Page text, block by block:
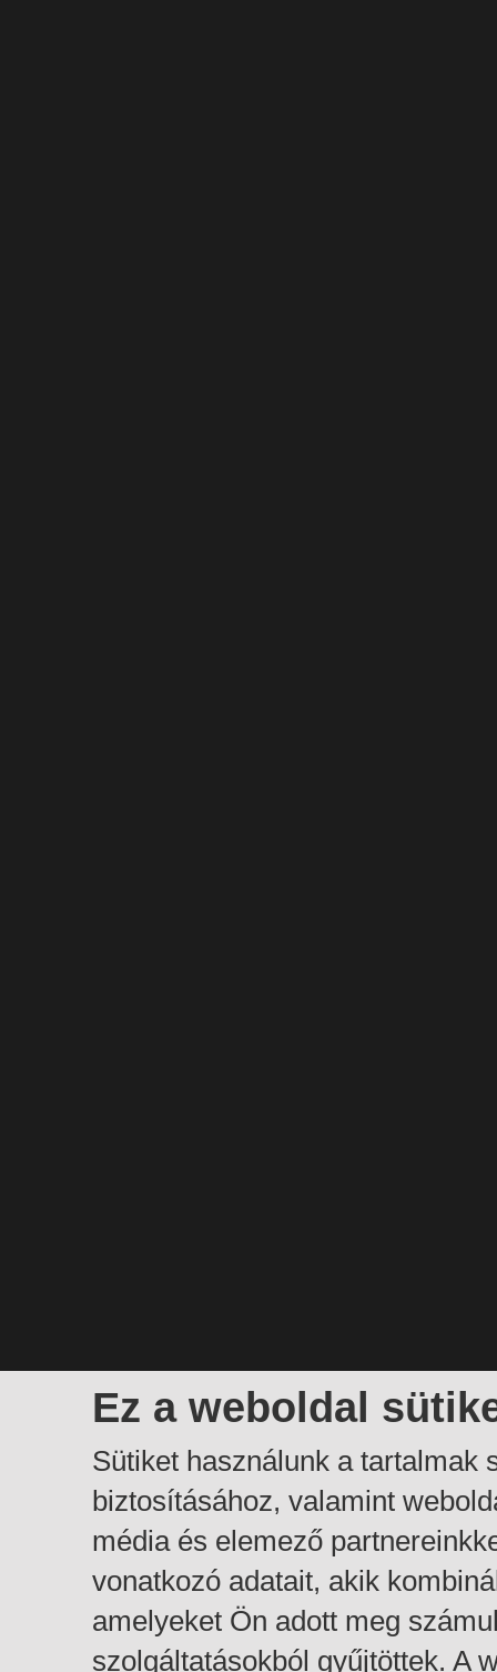
Ez a weboldal
Sütiket használunk a tartalmak
biztosításához, valamint
média és elemező
vonatkozó adatait, akik
amelyeket Ön adott meg
szolgáltatásokból gyűjtöttek. A